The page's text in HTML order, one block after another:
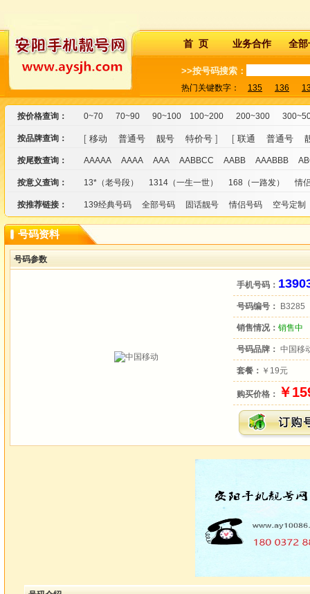
首 页 业务合作 全部
>>按号码搜索：
热门关键数字： 135 136
按价格查询： 0~70 70~90 90~100 100~200 200~300
按品牌查询： [ 移动 普通号 靓号 特价号 ] [ 联通 普通号
按尾数查询： AAAAA AAAA AAA AABBCC AABB AAABBB
按意义查询： 13*（老号段） 1314（一生一世） 168（一路发） 情
按推荐链接： 139经典号码 全部号码 固话靓号 情侣号码 空号定制
号码资料
号码参数
手机号码：
号码编号： B3285
销售情况： 销售中
号码品牌： 中国移
套餐： ￥19元
购买价格： ￥